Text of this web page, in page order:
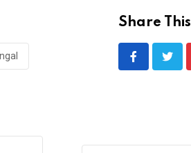
Share